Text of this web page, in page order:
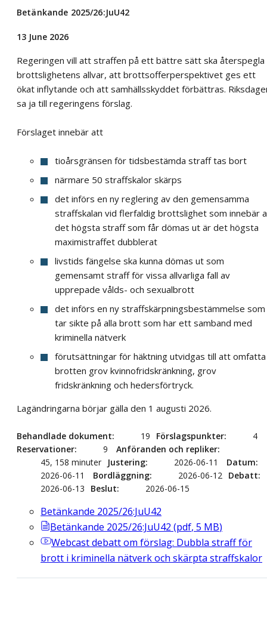
Betänkande 2025/26:JuU42
13 June 2026
Regeringen vill att straffen på ett bättre sätt ska återspegla
brottslighetens allvar, att brottsofferperspektivet ges ett
ökat inflytande och att samhällsskyddet förbättras.
sa ja till regeringens förslag.
Förslaget innebär att
tioårsgränsen för tidsbestämda straff tas bort
närmare 50 straffskalor skärps
det införs en ny reglering av den gemensamma
straffskalan vid flerfaldig brottslighet som innebär
det högsta straff som får dömas ut är det högsta
maximistraffet dubblerat
livstids fängelse ska kunna dömas ut som
gemensamt straff för vissa allvarliga fall av
upprepade vålds- och sexualbrott
det införs en ny straffskärpnings­bestämmelse som
tar sikte på alla brott som har ett samband med
kriminella nätverk
förutsättningar för häktning utvidgas till att omfatta
brotten grov kvinnofridskränkning, grov
fridskränkning och heders­förtryck.
Lagändringarna börjar gälla den 1 augusti 2026.
Behandlade dokument 19 Förslagspunkter
4
Reservationer
9
Anföranden och repliker
45, 158 minuter
Justering 2026-06-11
Datum
2026-06-11
Bordläggning 2026-06-12 Debatt
2026-06-13
Beslut 2026-06-15
Betänkande 2025/26:JuU42
Betänkande 2025/26:JuU42 (pdf, 5 MB)
Webcastdebatt om förslag: Dubbla straff för
brott i kriminella nätverk och skärpta straffskalor